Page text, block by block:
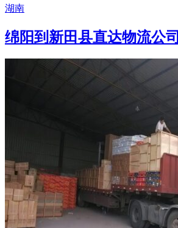
湖南
绵阳到新田县直达物流公司